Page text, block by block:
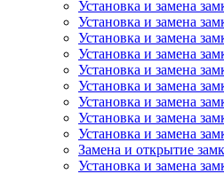
Установка и замена
Установка и замена
Установка и замена
Установка и замена
Установка и замена
Установка и замена
Установка и замена
Установка и замена
Установка и замена
Замена и открытие
Установка и замена